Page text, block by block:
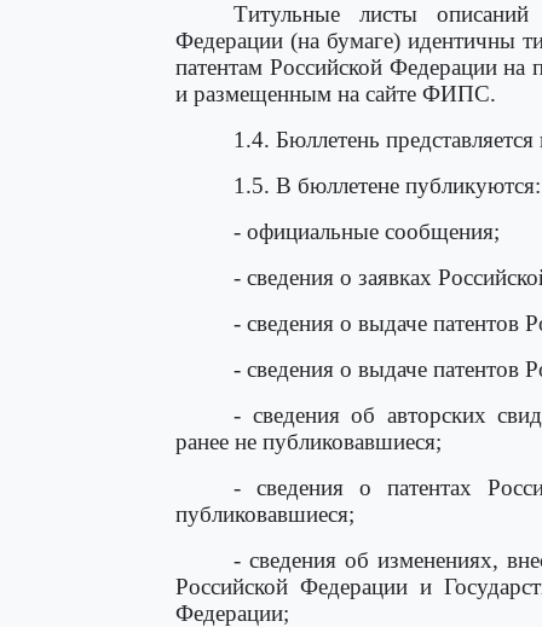
Титульные листы
Федерации (на бумаге) идентичны
патентам Российской Федерации
и размещенным на сайте ФИПС.
1.4. Бюллетень
1.5. В бюллетене публикуются:
- официальные сообщения;
- сведения о заявках
- сведения о выдаче патентов
- сведения о выдаче патентов
- сведения об авторских
ранее не публиковавшиеся;
- сведения о патентах
публиковавшиеся;
- сведения об изменениях,
Российской Федерации и
Федерации;